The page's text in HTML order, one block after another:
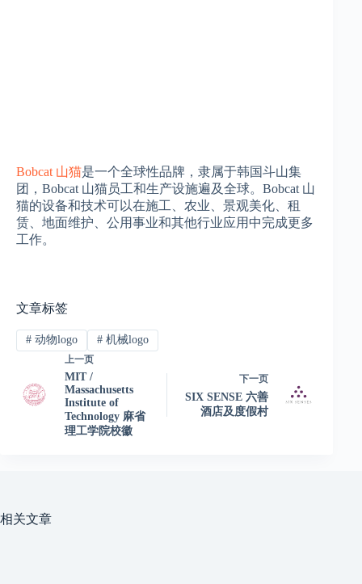
Bobcat 山猫是一个全球性品牌，隶属于韩国斗山集
团，Bobcat 山猫员工和生产设施遍及全球。Bobcat 山
猫的设备和技术可以在施工、农业、景观美化、租
赁、地面维护、公用事业和其他行业应用中完成更多
工作。
文章标签
#动物logo #机械logo
上一页
MIT /
Massachusetts
Institute of
Technology 麻省
理工学院校徽
下一页
SIX SENSE 六善
酒店及度假村
相关文章